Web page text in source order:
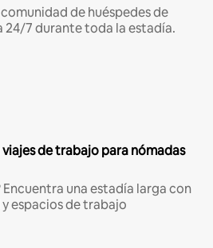
de huéspedes de
24/7 durante toda la estadía.
de trabajo para nómadas
una estadía larga con
espacios de trabajo